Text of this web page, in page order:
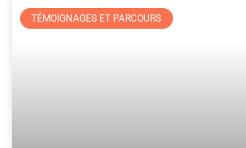
TÉMOIGNAGES ET PARCOURS